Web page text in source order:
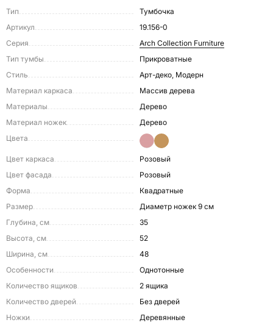
Тип
Тумбочка
Артикул
19.156-0
Серия
Arch Collection Furniture
Тип тумбы
Прикроватные
Стиль
Арт-деко, Модерн
Материал каркаса
Массив дерева
Материалы
Дерево
Материал ножек
Дерево
Цвета
Цвет каркаса
Розовый
Цвет фасада
Розовый
Форма
Квадратные
Размер
Диаметр ножек 9 см
Глубина, см
35
Высота, см
52
Ширина, см
48
Особенности
Однотонные
Количество ящиков
2 ящика
Количество дверей
Без дверей
Ножки
Деревянные